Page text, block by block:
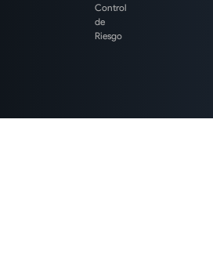
Control
de
Riesgo